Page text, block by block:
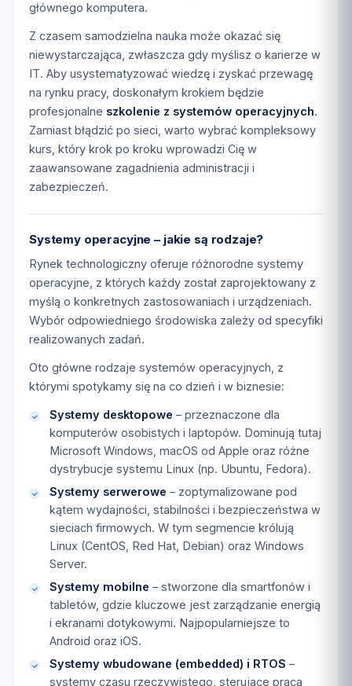
głównego komputera.
Z czasem samodzielna nauka może okazać się
niewystarczająca, zwłaszcza gdy myślisz o karierze w
IT. Aby usystematyzować wiedzę i zyskać przewagę
na rynku pracy, doskonałym krokiem będzie
profesjonalne szkolenie z systemów operacyjnych.
Zamiast błądzić po sieci, warto wybrać kompleksowy
kurs, który krok po kroku wprowadzi Cię w
zaawansowane zagadnienia administracji i
zabezpieczeń.
Systemy operacyjne – jakie są rodzaje?
Rynek technologiczny oferuje różnorodne systemy
operacyjne, z których każdy został zaprojektowany z
myślą o konkretnych zastosowaniach i urządzeniach.
Wybór odpowiedniego środowiska zależy od specyfiki
realizowanych zadań.
Oto główne rodzaje systemów operacyjnych, z
którymi spotykamy się na co dzień i w biznesie:
Systemy desktopowe – przeznaczone dla
komputerów osobistych i laptopów. Dominują tutaj
Microsoft Windows, macOS od Apple oraz różne
dystrybucje systemu Linux (np. Ubuntu, Fedora).
Systemy serwerowe – zoptymalizowane pod
kątem wydajności, stabilności i bezpieczeństwa w
sieciach firmowych. W tym segmencie królują
Linux (CentOS, Red Hat, Debian) oraz Windows
Server.
Systemy mobilne – stworzone dla smartfonów i
tabletów, gdzie kluczowe jest zarządzanie energią
i ekranami dotykowymi. Najpopularniejsze to
Android oraz iOS.
Systemy wbudowane (embedded) i RTOS –
systemy czasu rzeczywistego, sterujące pracą